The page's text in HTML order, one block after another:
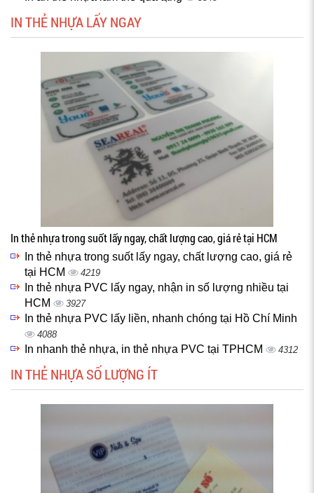
IN THẺ NHỰA LẤY NGAY
In thẻ nhựa trong suốt lấy ngay, chất lượng cao, giá rẻ tại HCM
In thẻ nhựa trong suốt lấy ngay, chất lượng cao, giá rẻ
tại HCM
4219
In thẻ nhựa PVC lấy ngay, nhận in số lượng nhiều tại
HCM
3927
In thẻ nhựa PVC lấy liền, nhanh chóng tại Hồ Chí Minh
4088
In nhanh thẻ nhựa, in thẻ nhựa PVC tại TPHCM 4312
IN THẺ NHỰA SỐ LƯỢNG ÍT